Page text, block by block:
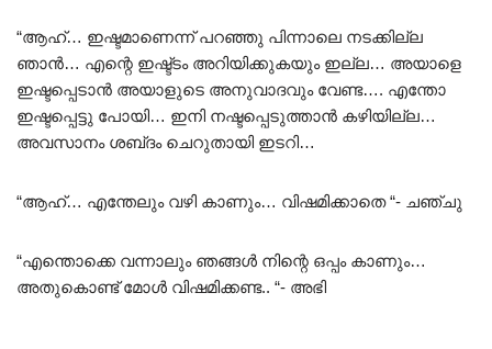
“ആഹ്… ഇഷ്ടമാണെന്ന് പറഞ്ഞു പിന്നാലെ നടക്കില്ല
ഞാൻ… എന്റെ ഇഷ്ട്ടം അറിയിക്കുകയും ഇല്ല… അയാളെ
ഇഷ്ടപ്പെടാൻ അയാളുടെ അനുവാദവും വേണ്ട…. എന്തോ
ഇഷ്ടപ്പെട്ടു പോയി… ഇനി നഷ്ടപ്പെടുത്താൻ കഴിയില്ല…
അവസാനം ശബ്‌ദം ചെറുതായി ഇടറി…
“ആഹ്… എന്തേലും വഴി കാണും… വിഷമിക്കാതെ “- ചഞ്ചു
“എന്തൊക്കെ വന്നാലും ഞങ്ങൾ നിന്റെ ഒപ്പം കാണും…
അതുകൊണ്ട് മോൾ വിഷമിക്കണ്ട.. “- അഭി